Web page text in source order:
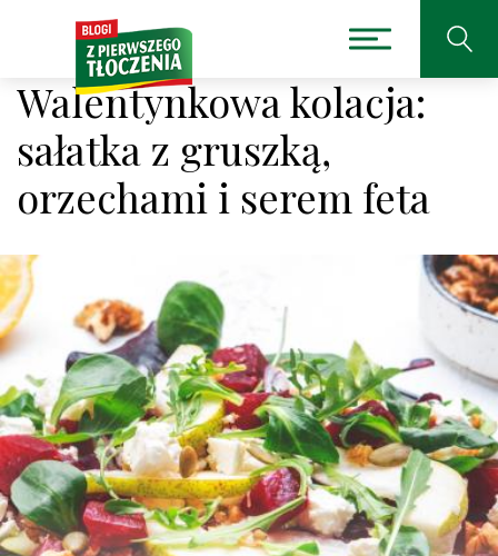
Walentynkowa kolacja:
sałatka z gruszką,
orzechami i serem feta